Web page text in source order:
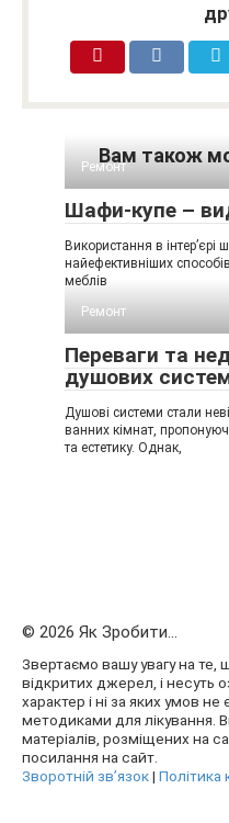
Вам також
Ремонт
Шафи-купе –
Використання в інтер’єрі
найефективніших
меблів
Ремонт
Переваги та
душових
Душові системи стали
ванних кімнат,
та естетику. Однак,
© 2026 Як Зробити...
Звертаємо вашу увагу на те,
відкритих джерел, і несуть
характер і ні за яких умов
методиками для лікування.
матеріалів, розміщених на
посилання на сайт.
Зворотній зв’язок| Політика